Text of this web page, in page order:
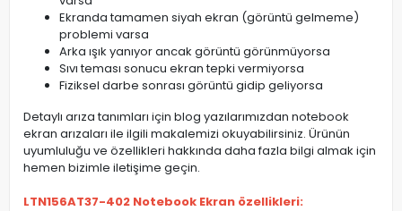
Ekranda tamamen siyah ekran (görüntü gelmeme)
problemi varsa
Arka ışık yanıyor ancak görüntü görünmüyorsa
Sıvı teması sonucu ekran tepki vermiyorsa
Fiziksel darbe sonrası görüntü gidip geliyorsa
Detaylı arıza tanımları için blog yazılarımızdan notebook
ekran arızaları ile ilgili makalemizi okuyabilirsiniz. Ürünün
uyumluluğu ve özellikleri hakkında daha fazla bilgi almak için
hemen bizimle iletişime geçin.
LTN156AT37-402 Notebook Ekran özellikleri: